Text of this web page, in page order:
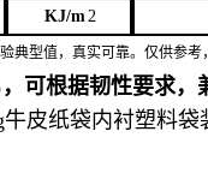
KJ/m2
典型值，真实可靠。仅供参考
可根据韧性要求，
牛皮纸袋内衬塑料袋